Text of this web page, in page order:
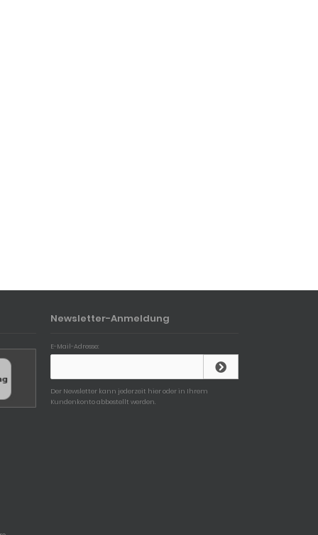
Newsletter-Anmeldung
E-Mail-Adresse:
Der Newsletter kann jederzeit hier oder in Ihrem
Kundenkonto abbestellt werden.